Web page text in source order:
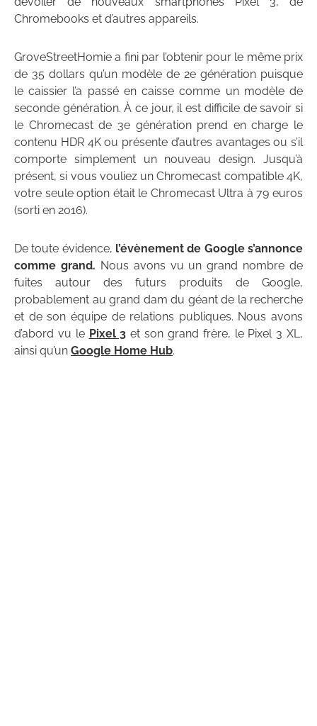
Chromebooks et d’autres appareils.
GroveStreetHomie a fini par l’obtenir pour le même prix
de 35 dollars qu’un modèle de 2e génération puisque
le caissier l’a passé en caisse comme un modèle de
seconde génération. À ce jour, il est difficile de savoir si
le Chromecast de 3e génération prend en charge le
contenu HDR 4K ou présente d’autres avantages ou s’il
comporte simplement un nouveau design. Jusqu’à
présent, si vous vouliez un Chromecast compatible 4K,
votre seule option était le Chromecast Ultra à 79 euros
(sorti en 2016).
De toute évidence, l’évènement de Google s’annonce
comme grand. Nous avons vu un grand nombre de
fuites autour des futurs produits de Google,
probablement au grand dam du géant de la recherche
et de son équipe de relations publiques. Nous avons
d’abord vu le Pixel 3 et son grand frère, le Pixel 3 XL,
ainsi qu’un Google Home Hub.